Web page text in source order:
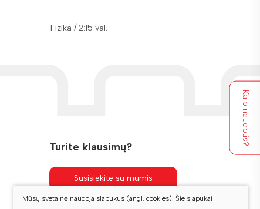
Fizika / 2:15 val.
Turite klausimų?
Susisiekite su mumis
Kaip naudotis?
Mūsų svetainė naudoja slapukus (angl. cookies). Šie slapukai